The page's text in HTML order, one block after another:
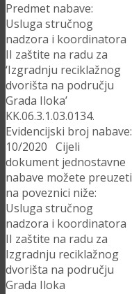
Predmet nabave:
Usluga stručnog
nadzora i koordinatora
II zaštite na radu za
‘Izgradnju reciklažnog
dvorišta na području
Grada Iloka’
KK.06.3.1.03.0134.
Evidencijski broj nabave:
10/2020 Cijeli
dokument jednostavne
nabave možete preuzeti
na poveznici niže:
Usluga stručnog
nadzora i koordinatora
II zaštite na radu za
Izgradnju reciklažnog
dvorišta na području
Grada Iloka